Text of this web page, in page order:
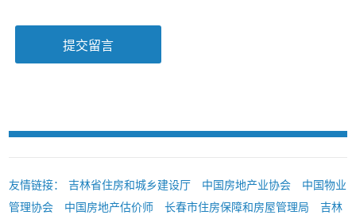
友情链接： 吉林省住房和城乡建设厅 中国房地产业协会
中国物业
管理协会
中国房地产估价师 长春市住房保障和房屋管理局
吉林